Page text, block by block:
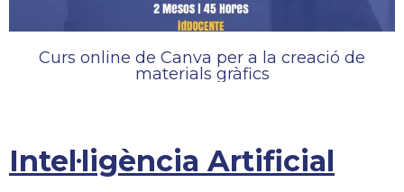
Curs online de Canva per a la creació de
materials gràfics
Intel·ligència Artificial